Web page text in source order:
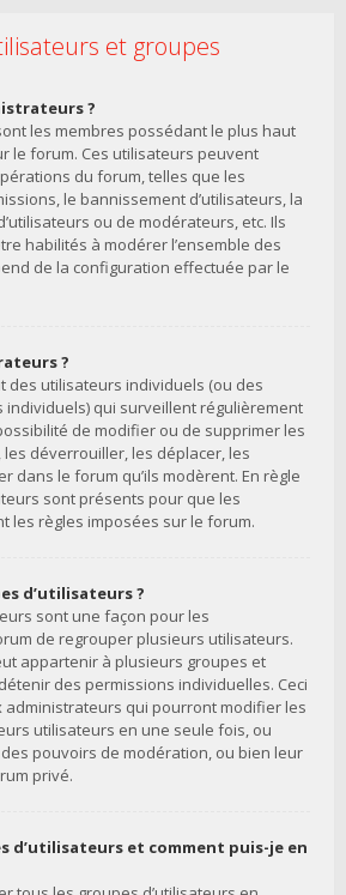
et groupes
?
les membres possédant le plus haut
le forum. Ces utilisateurs peuvent
du forum, telles que les
le bannissement d’utilisateurs, la
ou de modérateurs, etc. Ils
habilités à modérer l’ensemble des
de la configuration effectuée par le
?
des utilisateurs individuels (ou des
individuels) qui surveillent régulièrement
de modifier ou de supprimer les
déverrouiller, les déplacer, les
dans le forum qu’ils modèrent. En règle
sont présents pour que les
les règles imposées sur le forum.
d’utilisateurs ?
sont une façon pour les
de regrouper plusieurs utilisateurs.
appartenir à plusieurs groupes et
des permissions individuelles. Ceci
administrateurs qui pourront modifier les
utilisateurs en une seule fois, ou
pouvoirs de modération, ou bien leur
privé.
d’utilisateurs et comment puis-je en